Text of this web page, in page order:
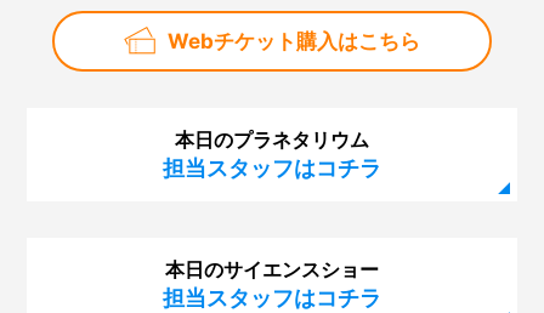
Webチケット購入はこちら
本日のプラネタリウム
担当スタッフはコチラ
本日のサイエンスショー
担当スタッフはコチラ